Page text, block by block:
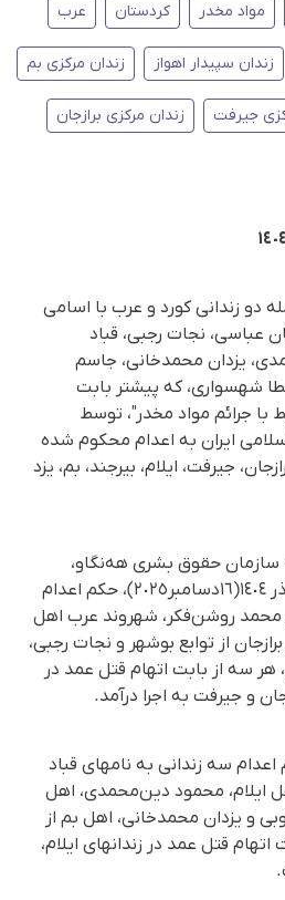
مواد مخدر کردستان عرب
زندان سپیدار اهواز زندان مرکزی بم
جیرفت زندان مرکزی برازجان
دو زندانی کورد و عرب با اسامی
عباسی، نجات رجبی، قباد
یزدان محمدخانی، جاسم
شهسواری، کە پیشتر بابت
با جرائم مواد مخدر"، توسط
ایران به اعدام محکوم شده
جیرفت، ایلام، بیرجند، بم، یزد
حقوق بشری هه‌نگاو،
سحرگاه روز سەشنبە ٢٥ آذر ١٤٠٤(١٦دسامبر٢٠٢٥)، حکم اعدام
محمد روشن‌فکر، شهروند عرب اهل
از توابع بوشهر و نجات رجبی،
هر سە از بابت اتهام قتل عمد در
و جیرفت بە اجرا درآمد.
سە زندانی بە نامهای قباد
ایلام، محمود دین‌محمدی، اهل
و یزدان محمدخانی، اهل بم از
قتل عمد در زندانهای ایلام،